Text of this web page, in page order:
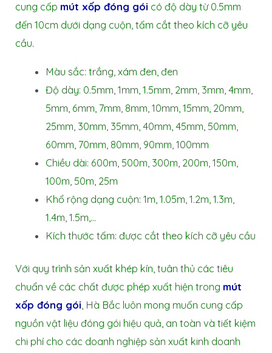
cung cấp mút xốp đóng gói có độ dày từ 0.5mm
đến 10cm dưới dạng cuộn, tấm cắt theo kích cỡ yêu
cầu.
Màu sắc: trắng, xám đen, đen
Độ dày: 0.5mm, 1mm, 1.5mm, 2mm, 3mm, 4mm,
5mm, 6mm, 7mm, 8mm, 10mm, 15mm, 20mm,
25mm, 30mm, 35mm, 40mm, 45mm, 50mm,
60mm, 70mm, 80mm, 90mm, 100mm
Chiều dài: 600m, 500m, 300m, 200m, 150m,
100m, 50m, 25m
Khổ rộng dạng cuộn: 1m, 1.05m, 1.2m, 1.3m,
1.4m, 1.5m,…
Kích thước tấm: được cắt theo kích cỡ yêu cầu
Với quy trình sản xuất khép kín, tuân thủ các tiêu
chuẩn về các chất được phép xuất hiện trong mút
xốp đóng gói, Hà Bắc luôn mong muốn cung cấp
nguồn vật liệu đóng gói hiệu quả, an toàn và tiết kiệm
chi phí cho các doanh nghiệp sản xuất kinh doanh